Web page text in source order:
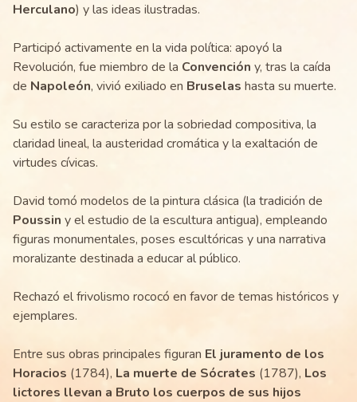
Herculano) y las ideas ilustradas.
Participó activamente en la vida política: apoyó la
Revolución, fue miembro de la Convención y, tras la caída
de Napoleón, vivió exiliado en Bruselas hasta su muerte.
Su estilo se caracteriza por la sobriedad compositiva, la
claridad lineal, la austeridad cromática y la exaltación de
virtudes cívicas.
David tomó modelos de la pintura clásica (la tradición de
Poussin y el estudio de la escultura antigua), empleando
figuras monumentales, poses escultóricas y una narrativa
moralizante destinada a educar al público.
Rechazó el frivolismo rococó en favor de temas históricos y
ejemplares.
Entre sus obras principales figuran El juramento de los
Horacios (1784), La muerte de Sócrates (1787), Los
lictores llevan a Bruto los cuerpos de sus hijos